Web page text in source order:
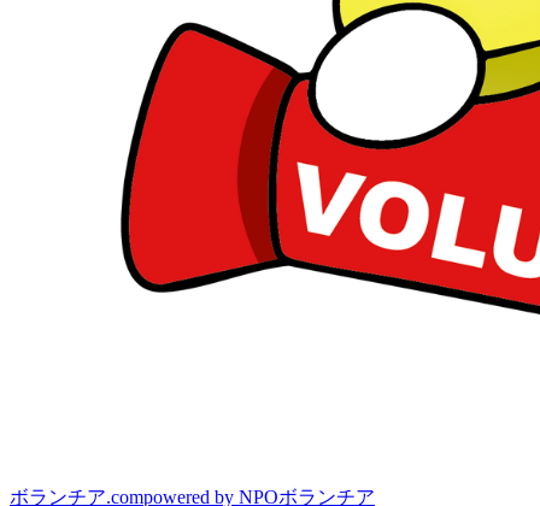
ボランチア.compowered by NPOボランチア